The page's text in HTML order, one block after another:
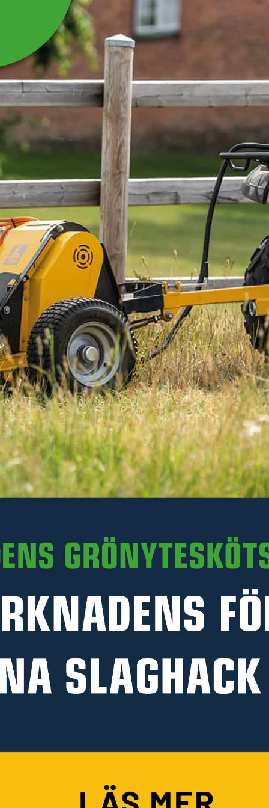
STÖDRULLE MED FLÄNS
TILL VEDKLIPP
Stödrulle med fläns till vedklipp KK200
Läs mer
1 208 kr
Inkl. moms
I lager
- +
LÄGG I VARUKORGEN
Art. nr R13-KK200.006
Läs mer
PRODUKTINFORMATION